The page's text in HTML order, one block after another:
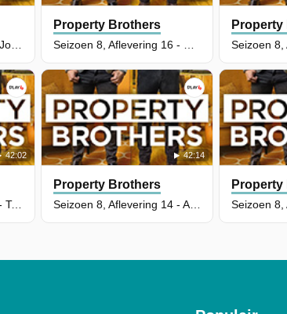
Property Brothers
42:02
Seizoen 8, Aflevering 15 - Terin & Bryan
42:14
Property Brothers